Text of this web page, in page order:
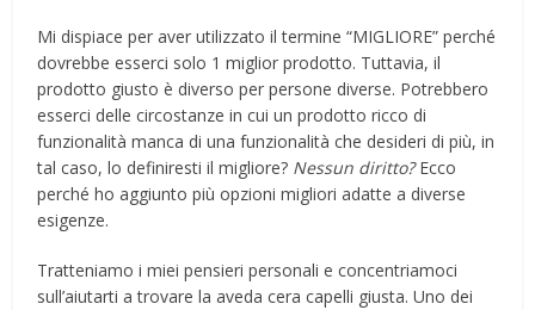
Mi dispiace per aver utilizzato il termine “MIGLIORE” perché
dovrebbe esserci solo 1 miglior prodotto. Tuttavia, il
prodotto giusto è diverso per persone diverse. Potrebbero
esserci delle circostanze in cui un prodotto ricco di
funzionalità manca di una funzionalità che desideri di più, in
tal caso, lo definiresti il ​​migliore? Nessun diritto?Ecco
perché ho aggiunto più opzioni migliori adatte a diverse
esigenze.
Tratteniamo i miei pensieri personali e concentriamoci
sull’aiutarti a trovare la aveda cera capelli giusta. Uno dei